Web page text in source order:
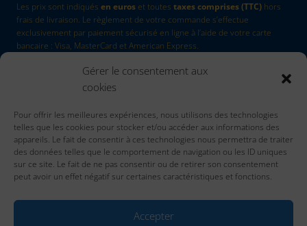
Gérer le consentement aux
cookies
Pour offrir les meilleures expériences, nous utilisons des technologies
telles que les cookies pour stocker et/ou accéder aux informations des
appareils. Le fait de consentir à ces technologies nous permettra de traiter
des données telles que le comportement de navigation ou les ID uniques
sur ce site. Le fait de ne pas consentir ou de retirer son consentement
peut avoir un effet négatif sur certaines caractéristiques et fonctions.
Accepter
Les prix sont indiqués en euros et toutes taxes comprises (TTC) hors
frais de livraison. Le règlement de votre commande s’effectue
exclusivement par paiement sécurisé en ligne à l’aide de votre carte
bancaire : Visa, MasterCard et American Express.
by Quadri7
Contactez nous
Accueil